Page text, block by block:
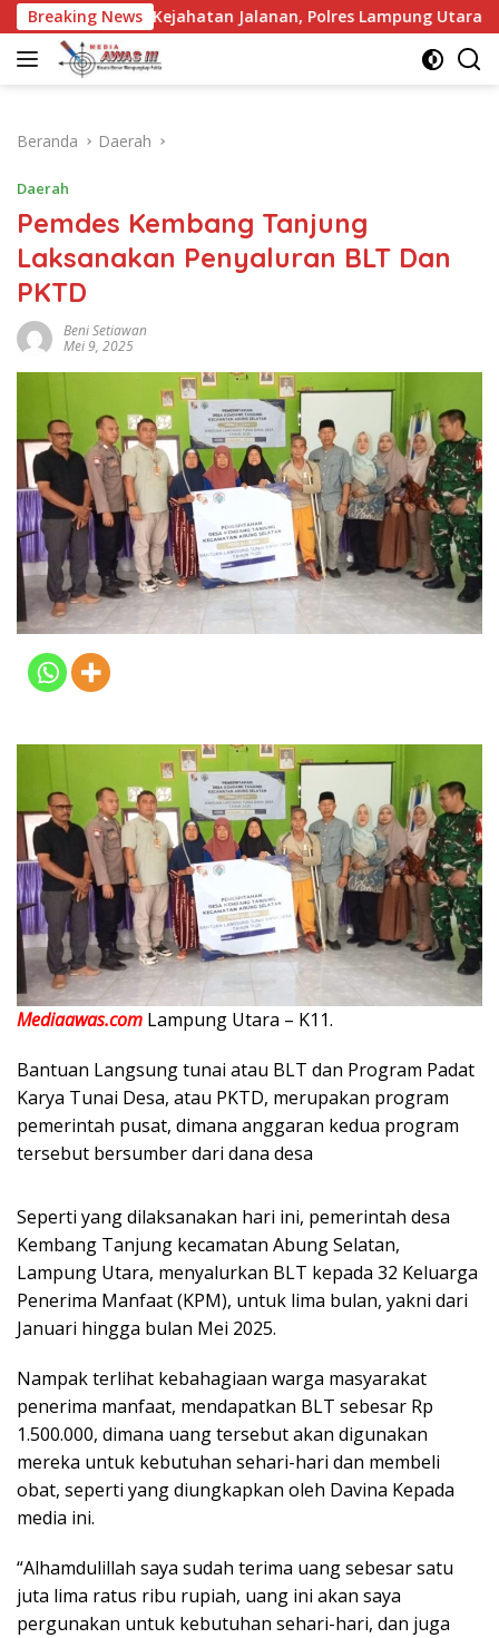
Langsung
ke
konten
Breaking News
Jalanan, Polres Lampung Utara Intensifkan Patroli
Beranda Daerah
Daerah
Pemdes Kembang Tanjung
Laksanakan Penyaluran BLT Dan
PKTD
Beni Setiawan
Mei 9, 2025
Mediaawas.com Lampung Utara – K11.
Bantuan Langsung tunai atau BLT dan Program Padat
Karya Tunai Desa, atau PKTD, merupakan program
pemerintah pusat, dimana anggaran kedua program
tersebut bersumber dari dana desa
Seperti yang dilaksanakan hari ini, pemerintah desa
Kembang Tanjung kecamatan Abung Selatan,
Lampung Utara, menyalurkan BLT kepada 32 Keluarga
Penerima Manfaat (KPM), untuk lima bulan, yakni dari
Januari hingga bulan Mei 2025.
Nampak terlihat kebahagiaan warga masyarakat
penerima manfaat, mendapatkan BLT sebesar Rp
1.500.000, dimana uang tersebut akan digunakan
mereka untuk kebutuhan sehari-hari dan membeli
obat, seperti yang diungkapkan oleh Davina Kepada
media ini.
“Alhamdulillah saya sudah terima uang sebesar satu
juta lima ratus ribu rupiah, uang ini akan saya
pergunakan untuk kebutuhan sehari-hari, dan juga